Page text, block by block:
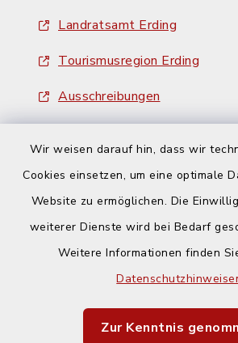
Wir weisen darauf hin, dass wir
Cookies einsetzen, um eine optimale
Website zu ermöglichen. Die
weiterer Dienste wird bei Bedarf
Weitere Informationen finden
Zur Kenntnis
Landratsamt Erding
Tourismusregion Erding
Ausschreibungen
Barrierefreiheit